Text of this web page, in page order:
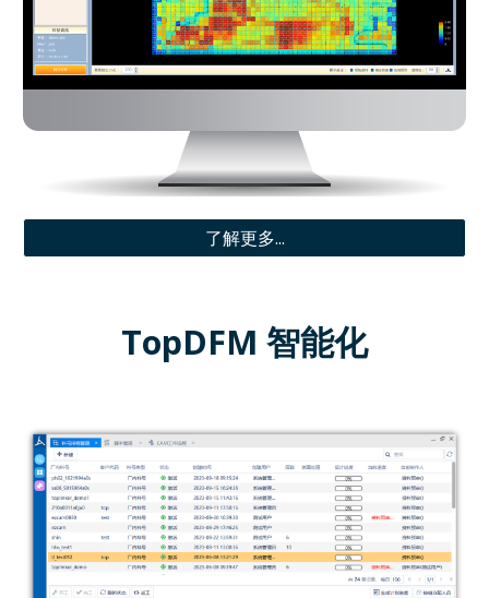
了解更多...
TopDFM 智能化